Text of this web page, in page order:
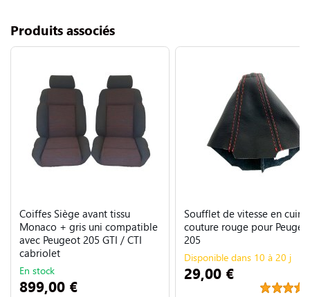
Produits associés
Coiffes Siège avant tissu
Monaco + gris uni compatible
avec Peugeot 205 GTI / CTI
cabriolet
En stock
899,00 €
Soufflet de vitesse en cuir
couture rouge pour
205
Disponible dans 10 à 20 j
29,00 €